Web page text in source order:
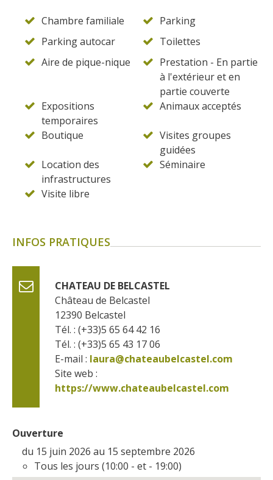
Chambre familiale
Parking
Parking autocar
Toilettes
Aire de pique-nique
Prestation - En partie
à l'extérieur et en
partie couverte
Expositions
temporaires
Animaux acceptés
Boutique
Visites groupes
guidées
Location des
infrastructures
Séminaire
Visite libre
INFOS PRATIQUES
CHATEAU DE BELCASTEL
Château de Belcastel
12390 Belcastel
Tél. : (+33)5 65 64 42 16
Tél. : (+33)5 65 43 17 06
E-mail : laura@chateaubelcastel.com
https://www.chateaubelcastel.com
Ouverture
du 15 juin 2026 au 15 septembre 2026
Tous les jours (10:00 - et - 19:00)